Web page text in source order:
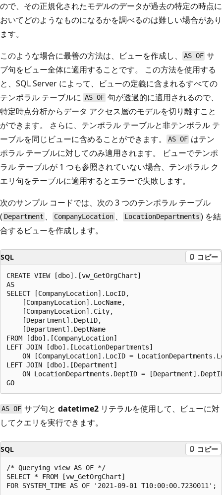
ので、その正規化されたモデルのデータが過去の特定の時点に
おいてどのようなものになるかを調べるのは難しい場合があり
ます。
このような場合に最善の方法は、ビューを作成し、
AS OF サ
ブ句をビュー全体に適用することです。 この方法を使用する
と、SQL Server によって、ビューの定義に含まれるすべての
テンポラル テーブルに AS OF 句が透過的に適用されるので、
特定時点分析からデータ アクセス層のモデルを切り離すこと
ができます。 さらに、テンポラル テーブルと非テンポラル テ
ーブルを同じビューに含めることができます。
AS OF はテン
ポラル テーブルに対してのみ適用されます。 ビューでテンポ
ラル テーブルが 1 つも参照されていない場合、テンポラル ク
エリ句をテーブルに適用するとエラーで失敗します。
次のサンプル コードでは、次の 3 つのテンポラル テーブル
( Department 、 CompanyLocation 、 LocationDepartments ) を結
合するビューを作成します。
SQL コピー
CREATE VIEW [dbo].[vw_GetOrgChart]
AS
SELECT [CompanyLocation].LocID,
    [CompanyLocation].LocName,
    [CompanyLocation].City,
    [Department].DeptID,
    [Department].DeptName
FROM [dbo].[CompanyLocation]
LEFT JOIN [dbo].[LocationDepartments]
ON [CompanyLocation].LocID =
LEFT JOIN [dbo].[Department]
ON LocationDepartments.DeptID =
AS OF サブ句とdatetime2 リテラルを使用して、ビューに対
してクエリを実行できます。
SQL コピー
/* Querying view AS OF */
SELECT * FROM [vw_GetOrgChart]